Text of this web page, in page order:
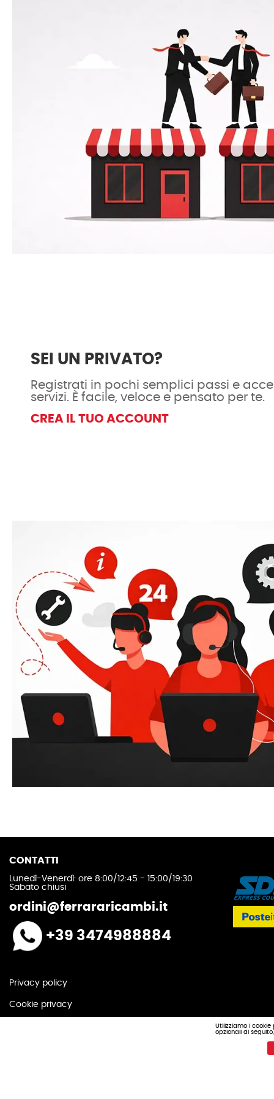
SEI UN PRIVATO?
Registrati in pochi semplici passi e
servizi. È facile, veloce e pensato per te.
CREA IL TUO ACCOUNT
CONTATTI
Lunedì-Venerdì: ore 8:00/12:45 - 15:00/19:30
Sabato chiusi
ordini@ferrararicambi.it
+39 3474988884
Privacy policy
Cookie privacy
Ferrara & Figli s.n.c.
Utilizziamo i
opzionali di